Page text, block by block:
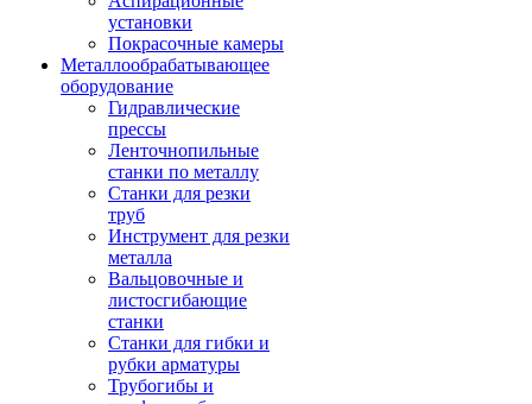
установки
Покрасочные камеры
Металлообрабатывающее
оборудование
Гидравлические
прессы
Ленточнопильные
станки по металлу
Станки для резки
труб
Инструмент для резки
металла
Вальцовочные и
листосгибающие
станки
Станки для гибки и
рубки арматуры
Трубогибы и